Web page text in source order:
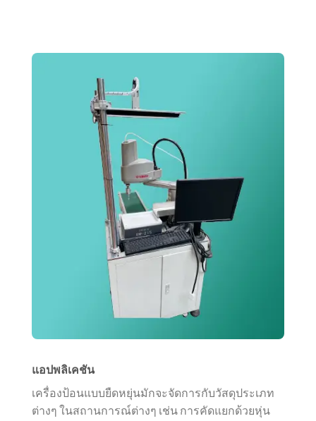
แอปพลิเคชัน
เครื่องป้อนแบบยืดหยุ่นมักจะจัดการกับวัสดุประเภท
ต่างๆ ในสถานการณ์ต่างๆ เช่น การคัดแยกด้วยหุ่น